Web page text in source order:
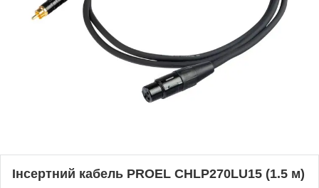
Інсертний кабель PROEL CHLP270LU15 (1.5 м)